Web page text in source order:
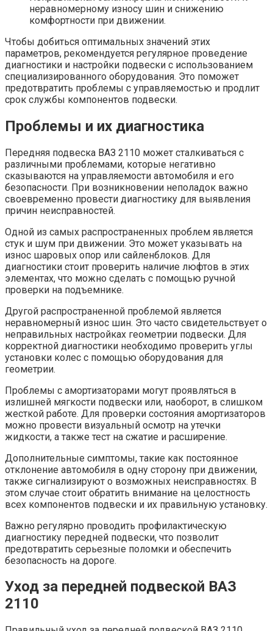
неравномерному износу шин и снижению
комфортности при движении.
Чтобы добиться оптимальных значений этих
параметров, рекомендуется регулярное проведение
диагностики и настройки подвески с использованием
специализированного оборудования. Это поможет
предотвратить проблемы с управляемостью и продлит
срок службы компонентов подвески.
Проблемы и их диагностика
Передняя подвеска ВАЗ 2110 может сталкиваться с
различными проблемами, которые негативно
сказываются на управляемости автомобиля и его
безопасности. При возникновении неполадок важно
своевременно провести диагностику для выявления
причин неисправностей.
Одной из самых распространенных проблем является
стук и шум при движении. Это может указывать на
износ шаровых опор или сайленблоков. Для
диагностики стоит проверить наличие люфтов в этих
элементах, что можно сделать с помощью ручной
проверки на подъемнике.
Другой распространенной проблемой является
неравномерный износ шин. Это часто свидетельствует о
неправильных настройках геометрии подвески. Для
корректной диагностики необходимо проверить углы
установки колес с помощью оборудования для
геометрии.
Проблемы с амортизаторами могут проявляться в
излишней мягкости подвески или, наоборот, в слишком
жесткой работе. Для проверки состояния амортизаторов
можно провести визуальный осмотр на утечки
жидкости, а также тест на сжатие и расширение.
Дополнительные симптомы, такие как постоянное
отклонение автомобиля в одну сторону при движении,
также сигнализируют о возможных неисправностях. В
этом случае стоит обратить внимание на целостность
всех компонентов подвески и их правильную установку.
Важно регулярно проводить профилактическую
диагностику передней подвески, что позволит
предотвратить серьезные поломки и обеспечить
безопасность на дороге.
Уход за передней подвеской ВАЗ
2110